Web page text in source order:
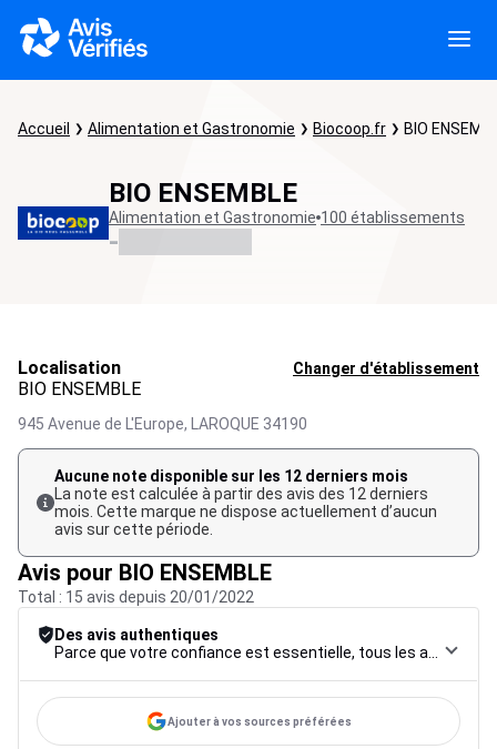
Accueil Alimentation et Gastronomie Biocoop.fr BIO
BIO ENSEMBLE
Alimentation et Gastronomie 100 établissements
-
Localisation Changer d'établissement
BIO ENSEMBLE
945 Avenue de L'Europe, LAROQUE 34190
Aucune note disponible sur les 12 derniers mois
La note est calculée à partir des avis des 12 derniers
mois. Cette marque ne dispose actuellement d’aucun
avis sur cette période.
Avis pour BIO ENSEMBLE
Total : 15 avis depuis 20/01/2022
Des avis authentiques
Ajouter à vos sources préférées